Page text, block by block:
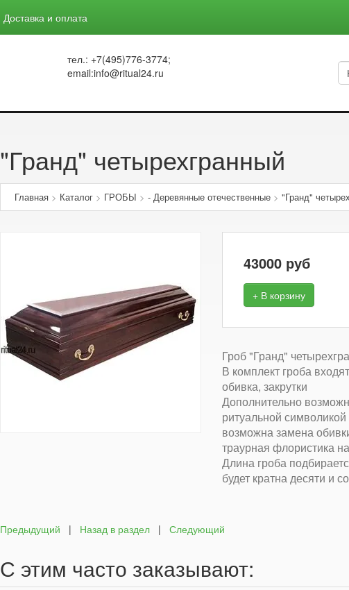
Доставка и оплата
тел.: +7(495)776-3774;
email:info@ritual24.ru
"Гранд" четырехгранный
Главная> Каталог> ГРОБЫ > - Деревянные отечественные> "Гранд"
43000руб
+ В корзину
Гроб "Гранд"
В комплект гроба
обивка, закрутки
Дополнительно
ритуальной
возможна замена
траурная флористика
Длина гроба
будет кратна десяти и
Предыдущий | Назад в раздел| Следующий
С этим часто заказывают: